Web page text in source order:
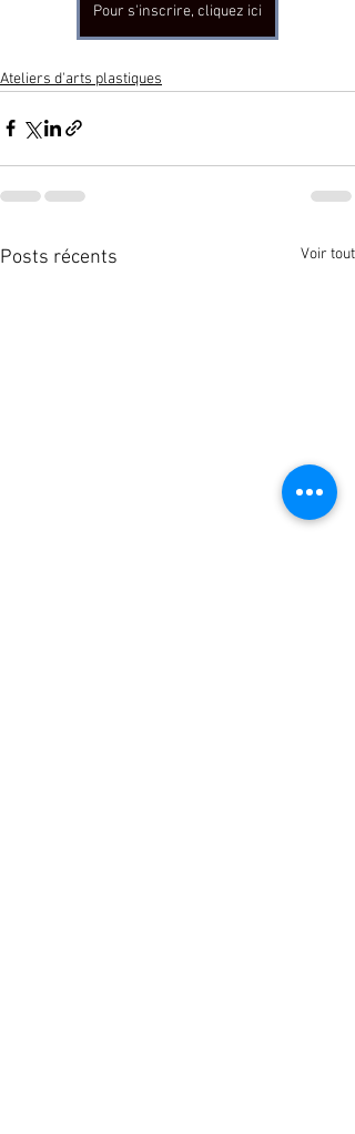
Pour s'inscrire, cliquez ici
Ateliers d'arts plastiques
Posts récents Voir tout